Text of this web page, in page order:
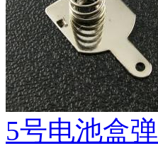
5号电池盒